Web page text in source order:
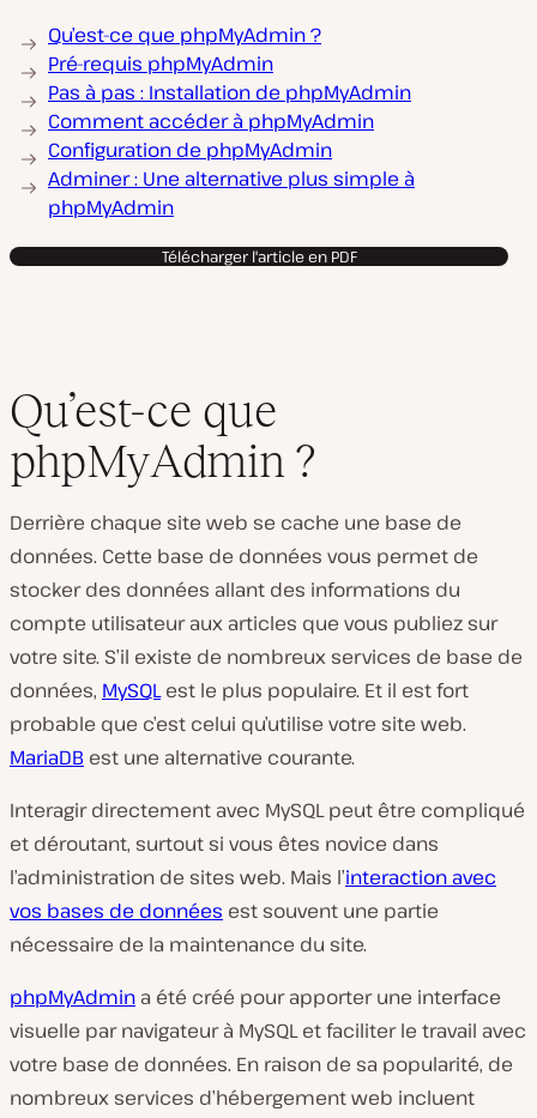
Qu’est-ce que phpMyAdmin ?
Pré-requis phpMyAdmin
Pas à pas : Installation de phpMyAdmin
Comment accéder à phpMyAdmin
Configuration de phpMyAdmin
Adminer : Une alternative plus simple à
phpMyAdmin
Télécharger l'article en PDF
Qu’est-ce que
phpMyAdmin ?
Derrière chaque site web se cache une base de
données. Cette base de données vous permet de
stocker des données allant des informations du
compte utilisateur aux articles que vous publiez sur
votre site. S’il existe de nombreux services de base de
données, MySQLest le plus populaire. Et il est fort
probable que c’est celui qu’utilise votre site web.
MariaDB est une alternative courante.
Interagir directement avec MySQL peut être compliqué
et déroutant, surtout si vous êtes novice dans
l’administration de sites web. Mais l’interaction avec
vos bases de données est souvent une partie
nécessaire de la maintenance du site.
phpMyAdmin a été créé pour apporter une interface
visuelle par navigateur à MySQL et faciliter le travail avec
votre base de données. En raison de sa popularité, de
nombreux services d’hébergement web incluent